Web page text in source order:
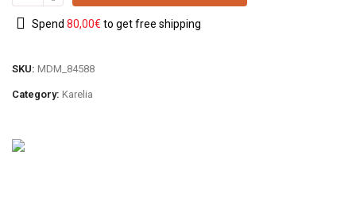
Spend 80,00€ to get free shipping
SKU: MDM_84588
Category: Karelia